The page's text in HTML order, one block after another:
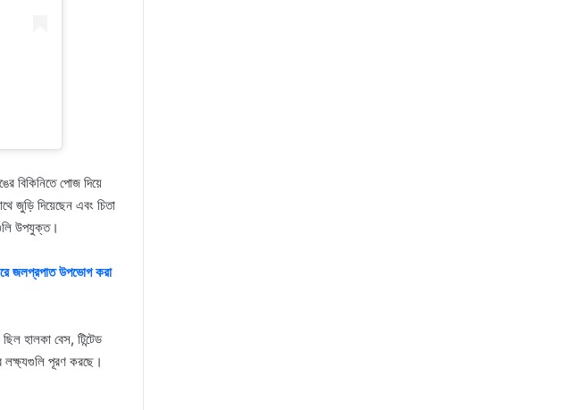
বিকিনিতে পোজ দিয়ে
জুড়ি দিয়েছেন এবং চিতা
উপযুক্ত।
জলপ্রপাত উপভোগ করা
হালকা বেস, টিন্টেড
লক্ষ্যগুলি পূরণ করছে।